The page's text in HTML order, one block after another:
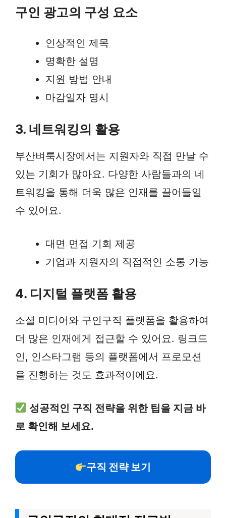
구인 광고의 구성 요소
인상적인 제목
명확한 설명
지원 방법 안내
마감일자 명시
3. 네트워킹의 활용
부산벼룩시장에서는 지원자와 직접 만날 수
있는 기회가 많아요. 다양한 사람들과의 네
트워킹을 통해 더욱 많은 인재를 끌어들일
수 있어요.
대면 면접 기회 제공
기업과 지원자의 직접적인 소통 가능
4. 디지털 플랫폼 활용
소셜 미디어와 구인구직 플랫폼을 활용하여
더 많은 인재에게 접근할 수 있어요. 링크드
인, 인스타그램 등의 플랫폼에서 프로모션
을 진행하는 것도 효과적이에요.
성공적인 구직 전략을 위한 팁을 지금 바
로 확인해 보세요.
구직 전략 보기